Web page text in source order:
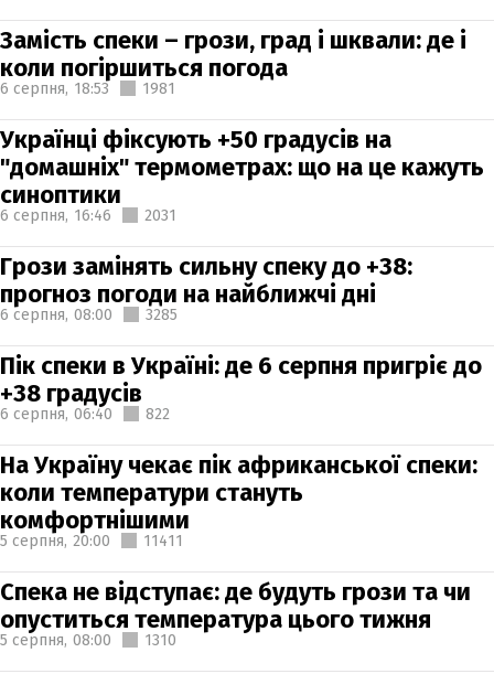
Замість спеки – грози, град і шквали: де і
коли погіршиться погода
6 серпня, 18:53 1981
Українці фіксують +50 градусів на
"домашніх" термометрах: що на це кажуть
синоптики
6 серпня, 16:46 2031
Грози замінять сильну спеку до +38:
прогноз погоди на найближчі дні
6 серпня, 08:00 3285
Пік спеки в Україні: де 6 серпня пригріє до
+38 градусів
6 серпня, 06:40 822
На Україну чекає пік африканської спеки:
коли температури стануть
комфортнішими
5 серпня, 20:00 11411
Спека не відступає: де будуть грози та чи
опуститься температура цього тижня
5 серпня, 08:00 1310